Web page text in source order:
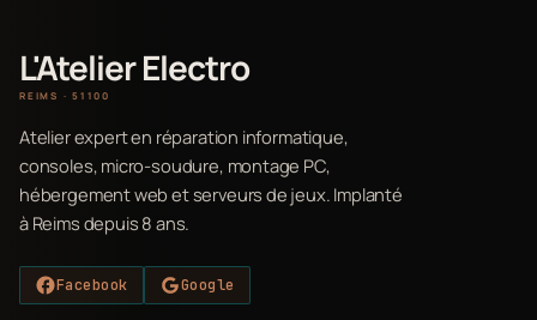
L'Atelier Electro
REIMS · 51100
Atelier expert en réparation informatique,
consoles, micro-soudure, montage PC,
hébergement web et serveurs de jeux. Implanté
à Reims depuis 8 ans.
Facebook Google